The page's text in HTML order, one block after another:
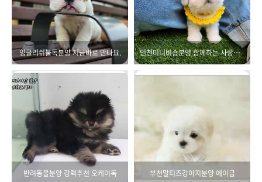
잉글리쉬불독분양 지금바로 만나요. 인천미니비숑분양 함께하는 사랑스러운 일상
반려동물분양 강력추천 오케이독 부천말티즈강아지분양 에이급